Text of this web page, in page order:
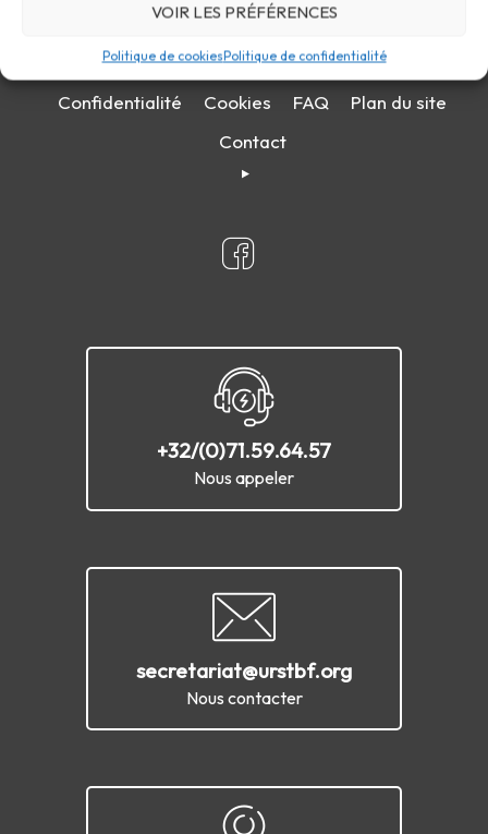
VOIR LES PRÉFÉRENCES
Politique de cookiesPolitique de confidentialité
Confidentialité Cookies FAQ
Plan du site
Contact
+32/(0)71.59.64.57
Nous appeler
secretariat@urstbf.org
Nous contacter